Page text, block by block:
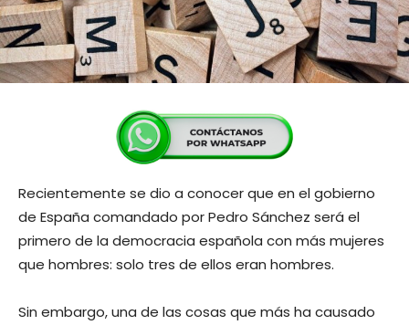
Recientemente se dio a conocer que en el gobierno
de España comandado por Pedro Sánchez será el
primero de la democracia española con más mujeres
que hombres: solo tres de ellos eran hombres.
Sin embargo, una de las cosas que más ha causado